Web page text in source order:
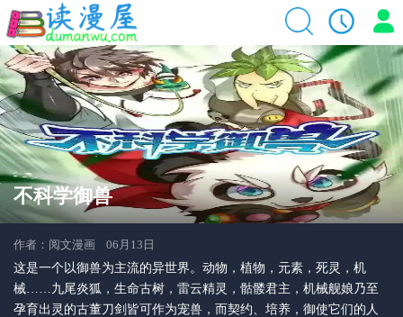
不科学御兽
作者：阅文漫画 06月13日
这是一个以御兽为主流的异世界。动物，植物，元素，死灵，机
械……九尾炎狐，生命古树，雷云精灵，骷髅君主，机械舰娘乃至
孕育出灵的古董刀剑皆可作为宠兽，而契约、培养，御使它们的人